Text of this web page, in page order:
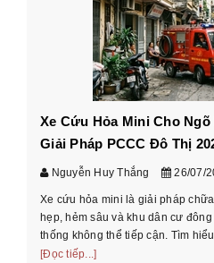
Xe Cứu Hỏa Mini Cho
Giải Pháp PCCC Đô Thị
Nguyễn Huy Thắng 26/07/
Xe cứu hỏa mini là giải pháp
hẹp, hẻm sâu và khu dân cư
thống không thể tiếp cận. Tìm
và cách chọn xe phù ...
[Đọc tiếp...]